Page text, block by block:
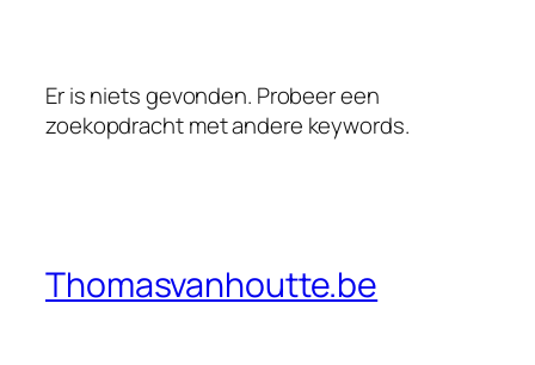
Er is niets gevonden. Probeer een
zoekopdracht met andere keywords.
Thomasvanhoutte.be